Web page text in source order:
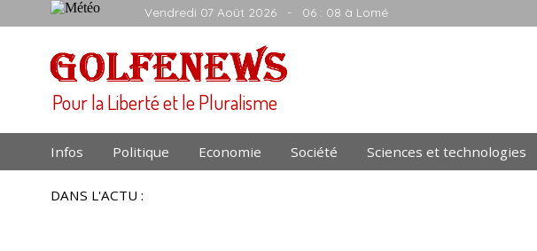
Vendredi 07 Août 2026 - 06 : 08 à Lomé
Pour la Liberté et le Pluralisme
Infos Politique Economie Société Sciences et technologies
DANS L'ACTU :